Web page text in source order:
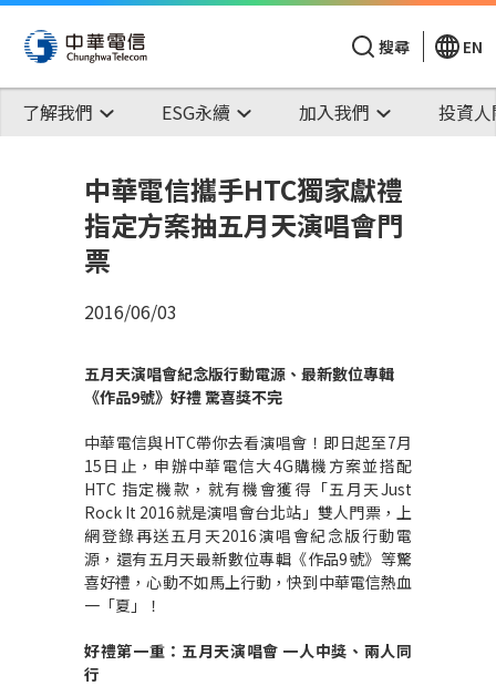
搜尋 EN
了解我們 ESG永續 加入我們 投資
中華電信攜手HTC獨家獻禮
指定方案抽五月天演唱會門
票
2016/06/03
五月天演唱會紀念版行動電源、最新數位專輯
《作品9號》好禮 驚喜獎不完
中華電信與HTC帶你去看演唱會！即日起至7月
15日止，申辦中華電信大4G購機方案並搭配
HTC 指定機款，就有機會獲得「五月天Just
Rock It 2016就是演唱會台北站」雙人門票，上
網登錄再送五月天2016演唱會紀念版行動電
源，還有五月天最新數位專輯《作品9號》等驚
喜好禮，心動不如馬上行動，快到中華電信熱血
一「夏」！
好禮第一重 ： 五月天演唱會 一人中獎、兩人同
行